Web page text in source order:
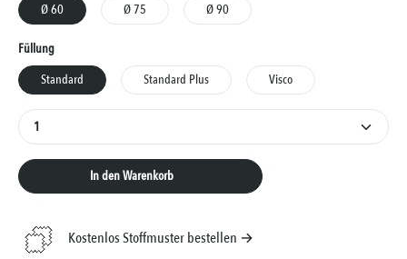
Ø 60
Ø 75 Ø 90
FüllungAuswählen
Standard
Standard Plus Visco
Produkt Anzahl: Gib den gewünschten Wert ein
In den Warenkorb
Kostenlos Stoffmuster bestellen →